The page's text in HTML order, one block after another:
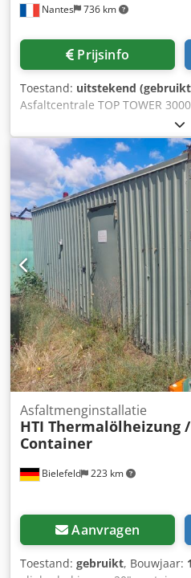
Nantes 736 km
Prijsinfo
Toestand: uitstekend
Asfaltcentrale TOP TOWER
droogtrommel + CBS brander
filter + menger, 6
Bouwjaar: 2011. Capaciteit:
Bielefeld 223 km
Asfaltmenginstallatie
HTI Thermalölheizung
Container
Aanvragen
Toestand: gebruikt, Bouwjaar: